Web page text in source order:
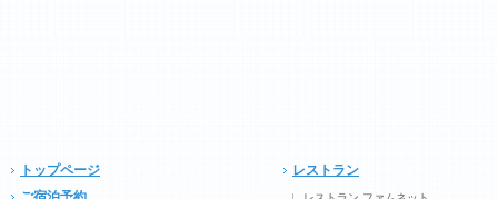
トップページ
レストラン